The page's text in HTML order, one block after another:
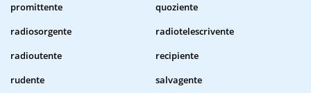
promittente
quoziente
radiosorgente
radiotelescrivente
radioutente
recipiente
rudente
salvagente